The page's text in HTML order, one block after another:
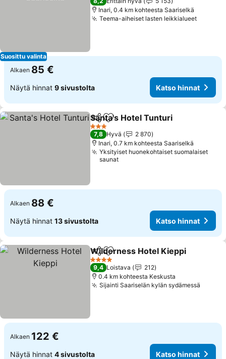
Suosittu valinta
Inari, 0.4 km kohteesta Saariselkä
Teema-aiheiset lasten leikkialueetKatso
Alkaen 85 €
Näytä hinnat 9 sivustolta Katso hinnat
Jaa Lisää suosikkeihin
Santa's Hotel Tunturi
3 Tähtiluokitus
7,8 Hyvä
2 870
Inari, 0.7 km kohteesta Saariselkä
Yksityiset huonekohtaiset suomalaiset
saunat
Alkaen 88 €
Näytä hinnat 13 sivustolta Katso hinnat
Jaa Lisää suosikkeihin
Wilderness Hotel Kieppi
4 Tähtiluokitus
9,4 Loistava
212
0.4 km kohteesta Keskusta
Sijainti Saariselän kylän sydämessä
Alkaen 122 €
Näytä hinnat 4 sivustolta Katso hinnat